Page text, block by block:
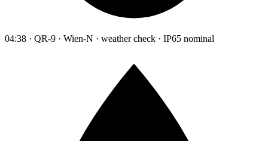
04:38 · QR-9 · Wien-N · weather check · IP65 nominal